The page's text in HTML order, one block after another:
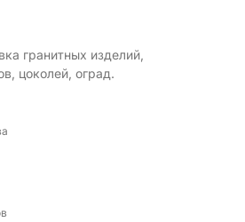
гранитных изделий,
цоколей, оград.